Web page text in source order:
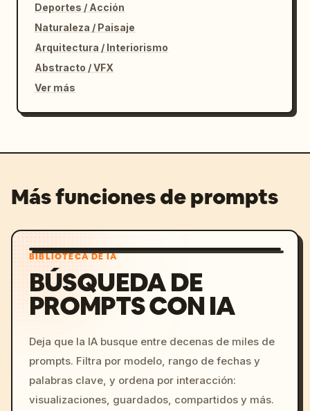
Deportes / Acción
Naturaleza / Paisaje
Arquitectura / Interiorismo
Abstracto / VFX
Ver más
Más funciones de prompts
BIBLIOTECA DE IA
BÚSQUEDA DE
PROMPTS CON IA
Deja que la IA busque entre decenas de miles de
prompts. Filtra por modelo, rango de fechas y
palabras clave, y ordena por interacción:
visualizaciones, guardados, compartidos y más.